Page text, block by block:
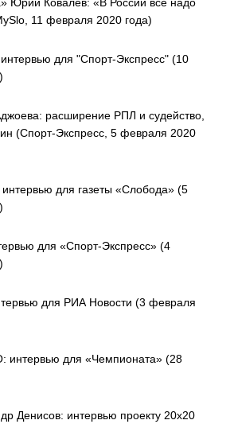
11 февраля 2020 года)
для "Спорт-Экспресс" (10
расширение РПЛ и судейство,
(Спорт-Экспресс, 5 февраля 2020
для газеты «Слобода» (5
для «Спорт-Экспресс» (4
для РИА Новости (3 февраля
интервью для «Чемпионата» (28
Денисов: интервью проекту 20х20